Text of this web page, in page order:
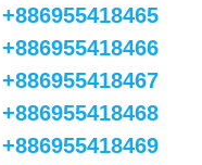
+886955418465
+886955418466
+886955418467
+886955418468
+886955418469